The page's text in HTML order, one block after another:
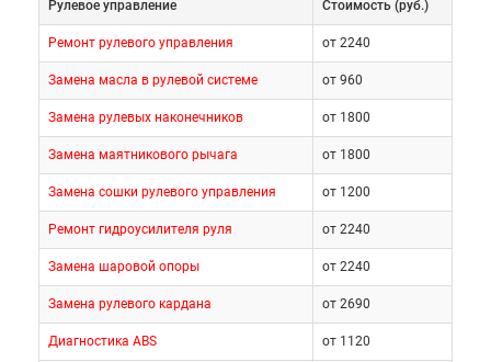
Рулевое управление Cтоимость (руб.)
Ремонт рулевого управления от 2240
Замена масла в рулевой системе от 960
Замена рулевых наконечников от 1800
Замена маятникового рычага от 1800
Замена сошки рулевого управления от 1200
Ремонт гидроусилителя руля от 2240
Замена шаровой опоры от 2240
Замена рулевого кардана от 2690
Диагностика ABS от 1120